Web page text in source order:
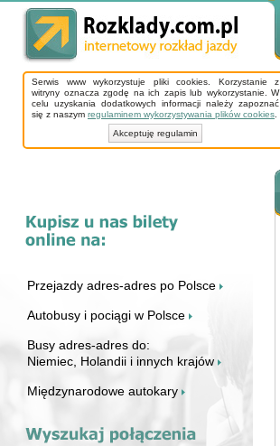
Serwis www wykorzystuje pliki cookies. Korzystanie z
witryny oznacza zgodę na ich zapis lub wykorzystanie. W
celu uzyskania dodatkowych informacji należy zapoznać
się z naszym regulaminem wykorzystywania plików cookies
Akceptuję regulamin
Przejazdy adres-adres po Polsce
Autobusy i pociągi w Polsce
Busy adres-adres do:
Niemiec, Holandii i innych krajów
Międzynarodowe autokary